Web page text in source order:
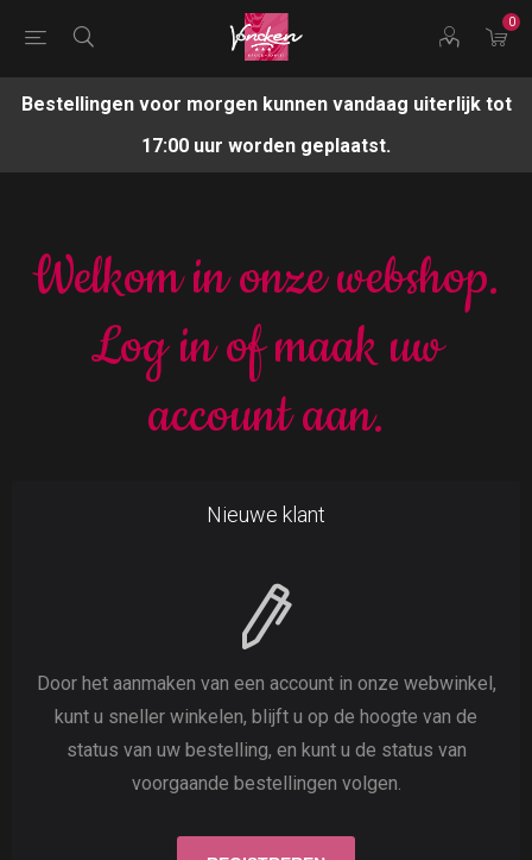
0
Bestellingen voor morgen kunnen vandaag uiterlijk tot
17:00 uur worden geplaatst.
Welkom in onze webshop.
Log in of maak uw
account aan.
Nieuwe klant
Door het aanmaken van een account in onze webwinkel,
kunt u sneller winkelen, blijft u op de hoogte van de
status van uw bestelling, en kunt u de status van
voorgaande bestellingen volgen.